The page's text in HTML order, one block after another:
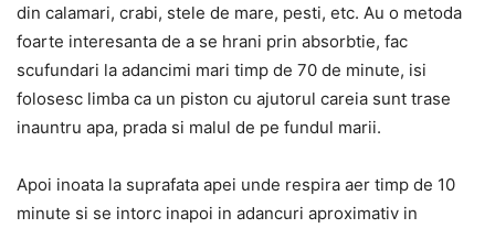
din calamari, crabi, stele de mare, pesti, etc. Au o metoda
foarte interesanta de a se hrani prin absorbtie, fac
scufundari la adancimi mari timp de 70 de minute, isi
folosesc limba ca un piston cu ajutorul careia sunt trase
inauntru apa, prada si malul de pe fundul marii.
Apoi inoata la suprafata apei unde respira aer timp de 10
minute si se intorc inapoi in adancuri aproximativ in